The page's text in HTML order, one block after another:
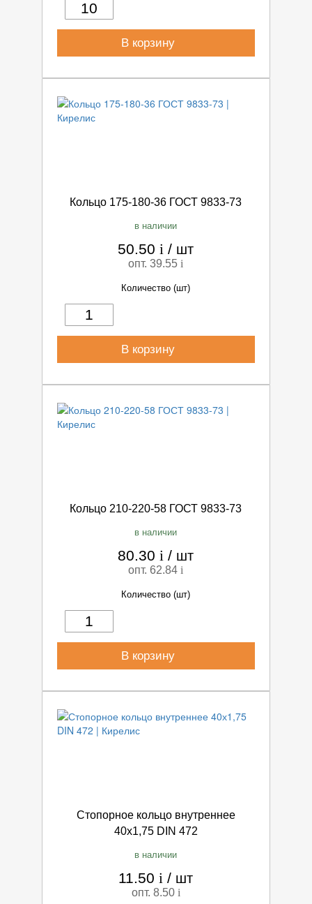
В корзину
Кольцо 175-180-36 ГОСТ 9833-73
в наличии
50.50i / шт
опт. 39.55i
Количество (шт)
В корзину
Кольцо 210-220-58 ГОСТ 9833-73
в наличии
80.30i / шт
опт. 62.84i
Количество (шт)
В корзину
Стопорное кольцо внутреннее
40х1,75 DIN 472
в наличии
11.50i / шт
опт. 8.50 i